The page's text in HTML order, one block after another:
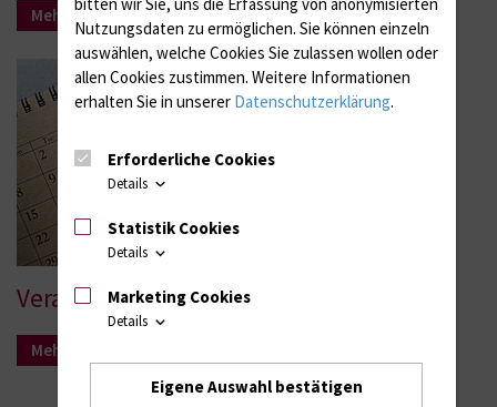
Mehr Infos
Veranstaltungen
Mehr Infos
Nutzungsdaten zu ermöglichen. Sie können einzeln
auswählen, welche Cookies Sie zulassen wollen oder
allen Cookies zustimmen. Weitere Informationen
erhalten Sie in unserer Datenschutzerklärung.
Erforderliche Cookies
Details
Statistik Cookies
Details
Marketing Cookies
Details
Eigene Auswahl bestätigen